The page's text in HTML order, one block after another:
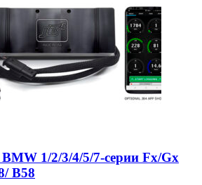
1/2/3/4/5/7-серии Fx/Gx
B58